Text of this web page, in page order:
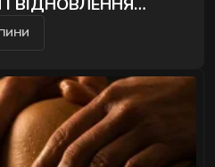
ВІДНОВЛЕННЯ